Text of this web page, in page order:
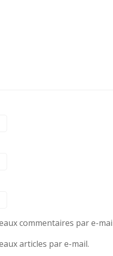
commentaires par e-
articles par e-mail.